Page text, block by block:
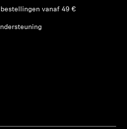
vanaf 49 €
Login